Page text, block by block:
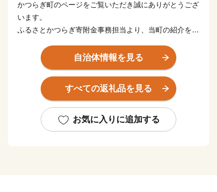
かつらぎ町のページをご覧いただき誠にありがとうござ
います。
ふるさとかつらぎ寄附金事務担当より、当町の紹介をさ
かつらぎ町は、和歌山県の北東部、高野山のふもとに位
置する人口およそ15,000人のまちで、比較的降水量が少
なく年間を通じて温暖な気候の地域です。
古くは万葉集に詠まれた情景や、世界遺産「紀伊山地
の霊場と参詣道」の一部として登録されている「丹生都
自治体情報を見る
すべての返礼品を見る
お気に入りに追加する